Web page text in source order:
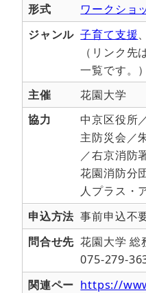
形式
ワークショ
ジャンル 子育て支援
（リンク先
一覧です。）
主催
花園大学
協力
中京区役所
主防災会／
／右京消防
花園消防分
人プラス・
申込方法 事前申込不
問合せ先 花園大学 総
075-279-
関連ペー https://